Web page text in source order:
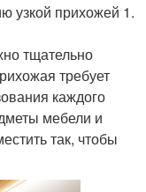
узкой прихожей 1.
тщательно
требует
каждого
мебели и
так, чтобы